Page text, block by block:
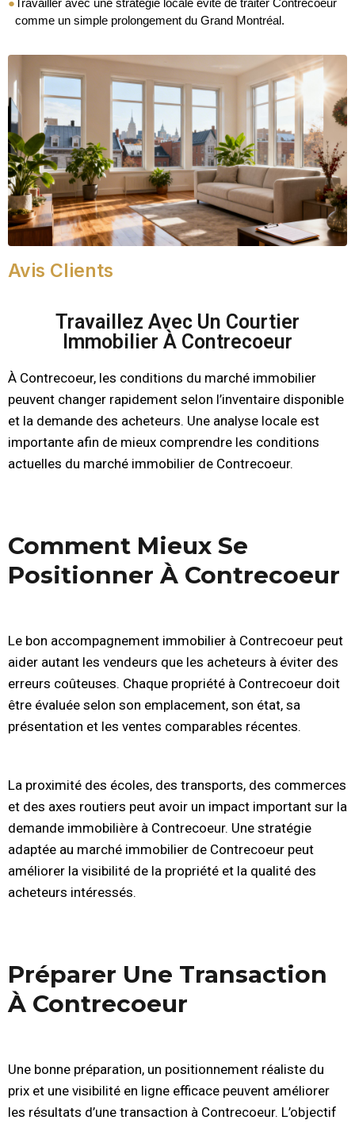
● Travailler avec une stratégie locale évite de traiter Contrecoeur
comme un simple prolongement du Grand Montréal.
Avis Clients
Travaillez Avec Un Courtier
Immobilier À Contrecoeur
À Contrecoeur, les conditions du marché immobilier
peuvent changer rapidement selon l’inventaire disponible
et la demande des acheteurs. Une analyse locale est
importante afin de mieux comprendre les conditions
actuelles du marché immobilier de Contrecoeur.
Comment Mieux Se
Positionner À Contrecoeur
Le bon accompagnement immobilier à Contrecoeur peut
aider autant les vendeurs que les acheteurs à éviter des
erreurs coûteuses. Chaque propriété à Contrecoeur doit
être évaluée selon son emplacement, son état, sa
présentation et les ventes comparables récentes.
La proximité des écoles, des transports, des commerces
et des axes routiers peut avoir un impact important sur la
demande immobilière à Contrecoeur. Une stratégie
adaptée au marché immobilier de Contrecoeur peut
améliorer la visibilité de la propriété et la qualité des
acheteurs intéressés.
Préparer Une Transaction
À Contrecoeur
Une bonne préparation, un positionnement réaliste du
prix et une visibilité en ligne efficace peuvent améliorer
les résultats d’une transaction à Contrecoeur. L’objectif